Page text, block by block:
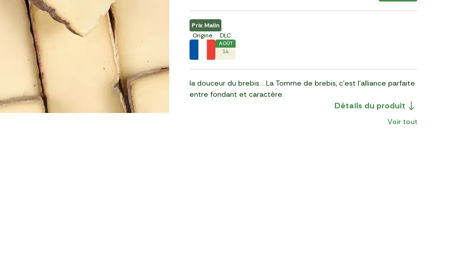
Prix Malin
Origine
DLC
AOÛT
14
la douceur du brebis… La Tomme de brebis, c’est l’alliance parfaite
entre fondant et caractère.
Détails du produit
Voir tout